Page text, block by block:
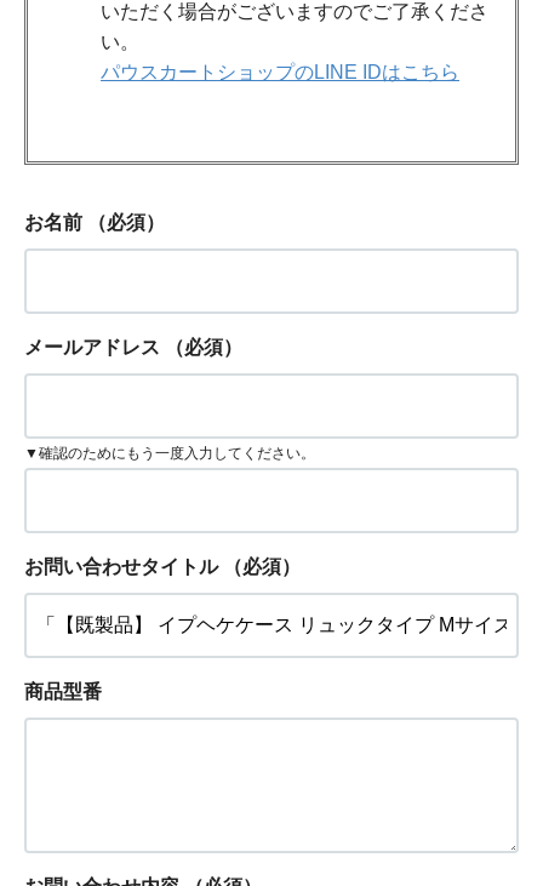
いただく場合がございますのでご了承くださ
い。
パウスカートショップのLINE IDはこちら
お名前 （必須）
メールアドレス （必須）
▼確認のためにもう一度入力してください。
お問い合わせタイトル （必須）
商品型番